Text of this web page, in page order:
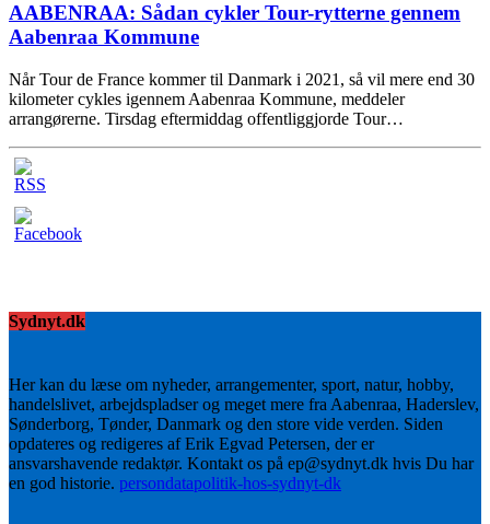
AABENRAA: Sådan cykler Tour-rytterne gennem
Aabenraa Kommune
Når Tour de France kommer til Danmark i 2021, så vil mere end 30
kilometer cykles igennem Aabenraa Kommune, meddeler
arrangørerne. Tirsdag eftermiddag offentliggjorde Tour…
Sydnyt.dk
Her kan du læse om nyheder, arrangementer, sport, natur, hobby,
handelslivet, arbejdspladser og meget mere fra Aabenraa, Haderslev,
Sønderborg, Tønder, Danmark og den store vide verden. Siden
opdateres og redigeres af Erik Egvad Petersen, der er
ansvarshavende redaktør. Kontakt os på ep@sydnyt.dk hvis Du har
en god historie. persondatapolitik-hos-sydnyt-dk